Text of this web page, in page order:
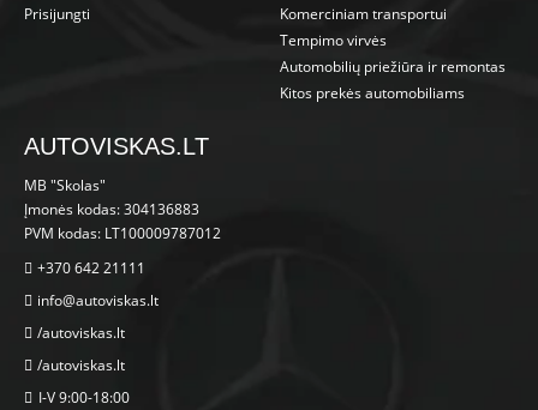
Prisijungti
Komerciniam transportui
Tempimo virvės
Automobilių priežiūra ir remontas
Kitos prekės automobiliams
AUTOVISKAS.LT
MB "Skolas"
Įmonės kodas: 304136883
PVM kodas: LT100009787012
+370 642 21111
info@autoviskas.lt
/autoviskas.lt
/autoviskas.lt
I-V 9:00-18:00